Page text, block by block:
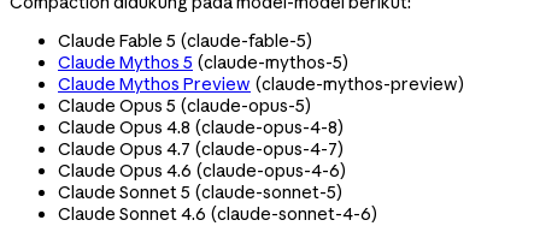
Claude Fable 5 (claude-fable-5)
Claude Mythos 5 (claude-mythos-5)
Claude Mythos Preview (claude-mythos-preview)
Claude Opus 5 (claude-opus-5)
Claude Opus 4.8 (claude-opus-4-8)
Claude Opus 4.7 (claude-opus-4-7)
Claude Opus 4.6 (claude-opus-4-6)
Claude Sonnet 5 (claude-sonnet-5)
Claude Sonnet 4.6 (claude-sonnet-4-6)